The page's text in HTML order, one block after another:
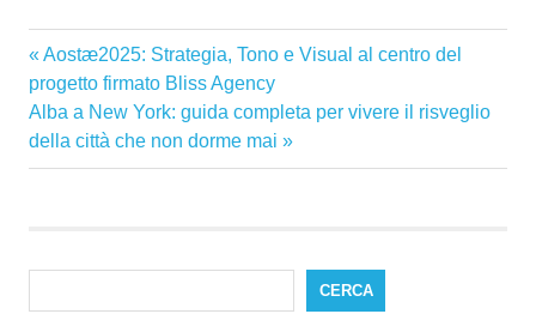
Navigazione
articoli
Articolo
Precedente:
Aostæ2025: Strategia, Tono e Visual al centro del
progetto firmato Bliss Agency
Articolo
successivo:
Alba a New York: guida completa per vivere il risveglio
della città che non dorme mai
CERCA